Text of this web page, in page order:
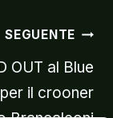
SEGUENTE
OUT al Blue
il crooner